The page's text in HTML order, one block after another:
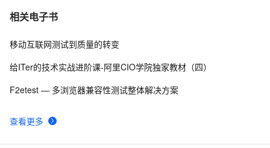
相关电子书
查看更多
移动互联网测试到质量的转变
给ITer的技术实战进阶课-阿里CIO学院独家教材（四）
F2etest — 多浏览器兼容性测试整体解决方案